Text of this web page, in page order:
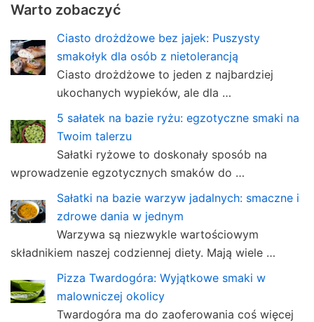
Warto zobaczyć
Ciasto drożdżowe bez jajek: Puszysty
smakołyk dla osób z nietolerancją
Ciasto drożdżowe to jeden z najbardziej
ukochanych wypieków, ale dla …
5 sałatek na bazie ryżu: egzotyczne smaki na
Twoim talerzu
Sałatki ryżowe to doskonały sposób na
wprowadzenie egzotycznych smaków do …
Sałatki na bazie warzyw jadalnych: smaczne i
zdrowe dania w jednym
Warzywa są niezwykle wartościowym
składnikiem naszej codziennej diety. Mają wiele …
Pizza Twardogóra: Wyjątkowe smaki w
malowniczej okolicy
Twardogóra ma do zaoferowania coś więcej